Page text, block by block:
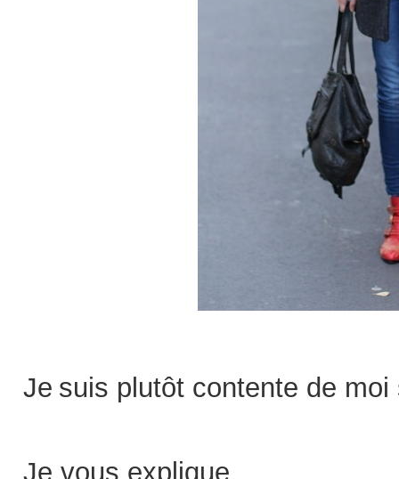
Je suis plutôt contente de
Je vous explique.